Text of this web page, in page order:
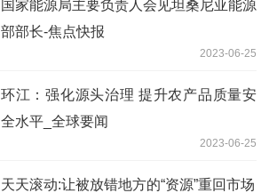
国家能源局主要负责人会见坦桑尼亚能源
部部长-焦点快报
2023-06-25
环江：强化源头治理 提升农产品质量安
全水平_全球要闻
2023-06-25
天天滚动:让被放错地方的“资源”重回市场